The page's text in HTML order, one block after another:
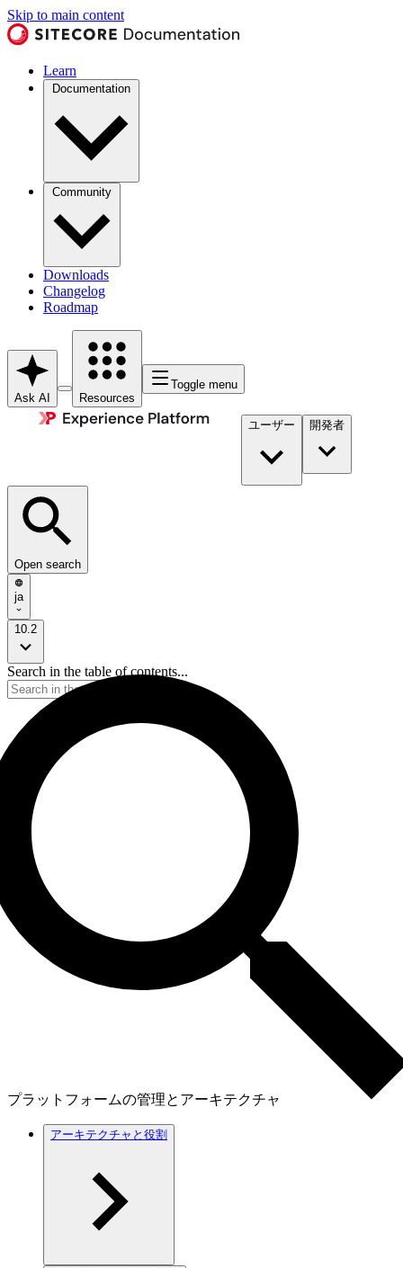
Skip to main content
Learn
Documentation
Community
Downloads
Changelog
Roadmap
Ask AI Resources
Toggle menu
ユーザー 開発者​
Open search
ja
10.2
Search in the table of contents...
プラットフォームの管理とアーキテクチャ
アーキテクチャと役割